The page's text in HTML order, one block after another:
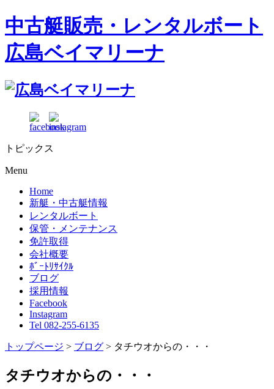
中古艇販売・レンタルボート
広島ベイマリーナ
トピックス
Menu
Home
新艇・中古艇情報
レンタルボート
保管・メンテナンス
免許取得
会社概要
ﾎﾞｰﾄﾘｻｲｸﾙ
ブログ
採用情報
Facebook
Instagram
Tel 082-255-6135
トップページ > ブログ > タチウオからの・・・
タチウオからの・・・